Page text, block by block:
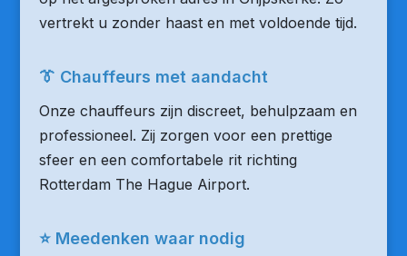
vertrekt u zonder haast en met voldoende tijd.
👔 Chauffeurs met aandacht
Onze chauffeurs zijn discreet, behulpzaam en
professioneel. Zij zorgen voor een prettige
sfeer en een comfortabele rit richting
Rotterdam The Hague Airport.
⭐ Meedenken waar nodig